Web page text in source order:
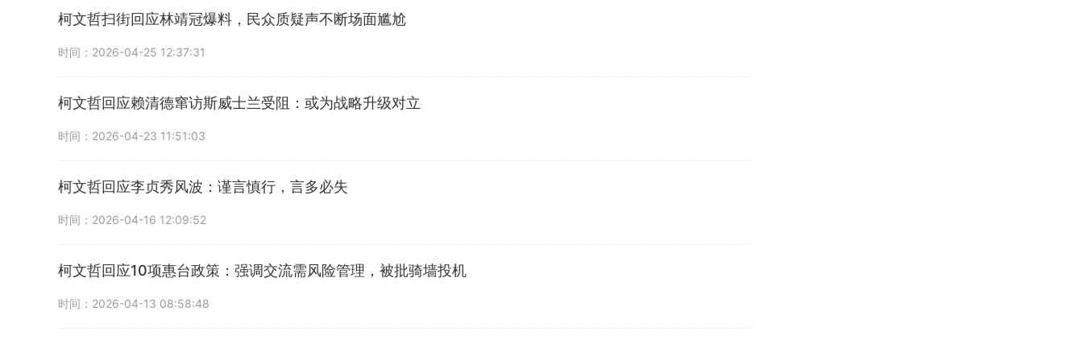
柯文哲扫街回应林靖冠爆料，民众质疑声不断场面尴尬
时间：2026-04-25 12:37:31
柯文哲回应赖清德窜访斯威士兰受阻：或为战略升级对立
时间：2026-04-23 11:51:03
柯文哲回应李贞秀风波：谨言慎行，言多必失
时间：2026-04-16 12:09:52
柯文哲回应10项惠台政策：强调交流需风险管理，被批骑墙投机
时间：2026-04-13 08:58:48